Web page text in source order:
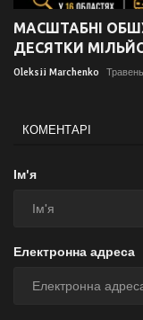
МАСШТАБНІ
ДЕСЯТКИ
Oleksii Marchenko
КОМЕНТАРІ
Ім'я
Електронна адреса